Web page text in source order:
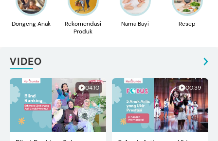
Dongeng Anak
Rekomendasi
Produk
Nama Bayi Resep
VIDEO
04:10 00:39